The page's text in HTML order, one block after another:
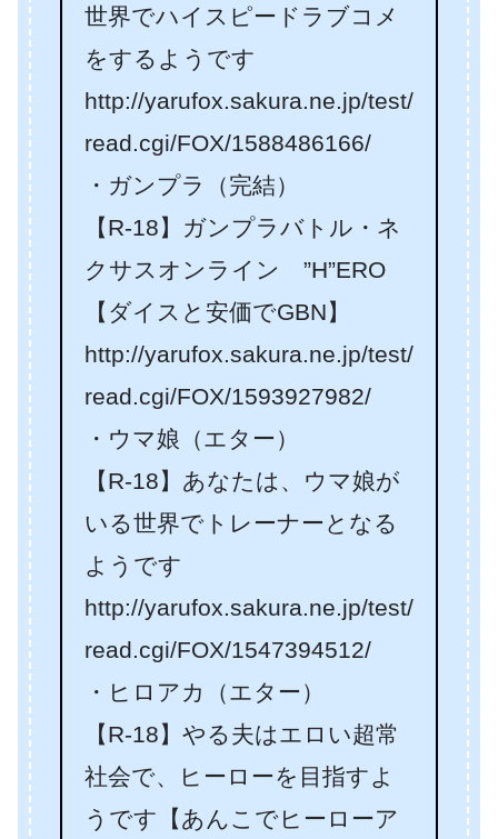
世界でハイスピードラブコメ
をするようです
http://yarufox.sakura.ne.jp/test/
read.cgi/FOX/1588486166/
・ガンプラ（完結）
【R-18】ガンプラバトル・ネ
クサスオンライン ”H”ERO
【ダイスと安価でGBN】
http://yarufox.sakura.ne.jp/test/
read.cgi/FOX/1593927982/
・ウマ娘（エター）
【R-18】あなたは、ウマ娘が
いる世界でトレーナーとなる
ようです
http://yarufox.sakura.ne.jp/test/
read.cgi/FOX/1547394512/
・ヒロアカ（エター）
【R-18】やる夫はエロい超常
社会で、ヒーローを目指すよ
うです【あんこでヒーローア